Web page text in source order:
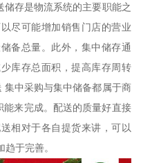
存是物流系统的主要职能之
尽可能增加销售门店的营业
备总量。此外，集中储存通
库存总面积，提高库存周转
中采购与集中储备都属于商
能来完成。配送的质量好直接
相对于各自提货来讲，可以
于完善。